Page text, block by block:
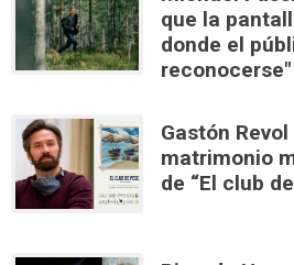
que la
donde el
reconocerse"
Gastón
matrimonio
de “El club